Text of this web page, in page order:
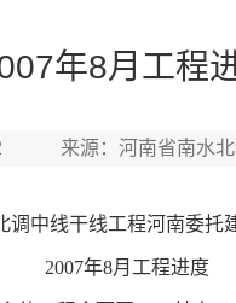
年8月工程
02 来源：河南省南
调中线干线工程河南委托
2007年8月工程进度